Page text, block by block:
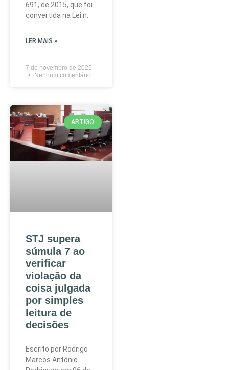
691, de 2015, que foi
convertida na Lei n.
LER MAIS »
7 de novembro de 2025
Nenhum comentário
ARTIGO
STJ supera
súmula 7 ao
verificar
violação da
coisa julgada
por simples
leitura de
decisões
Escrito por Rodrigo
Marcos Antônio